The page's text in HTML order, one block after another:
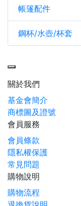
帳篷配件
鋼杯/水壺/杯套
關於我們
基金會簡介
商標圖及證號
會員服務
會員條款
隱私權保護
常見問題
購物說明
購物流程